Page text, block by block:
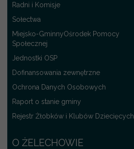
Radni i Komisje
Sołectwa
Miejsko-GminnyOśrodek Pomocy
Społecznej
Jednostki OSP
Dofinansowania zewnętrzne
Ochrona Danych Osobowych
Raport o stanie gminy
Rejestr Żłobków i Klubów Dziecięcych
O ŻELECHOWIE